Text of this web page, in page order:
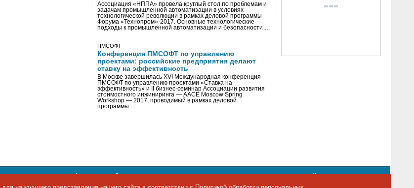
Ассоциация «НППА» провела круглый стол по проблемам и
задачам промышленной автоматизации в условиях
технологической революции в рамках деловой программы
Форума «Технопром»-2017. Основные технологические
подходы к промышленной автоматизации и безопасности …
ПМСОФТ
Конференция ПМСОФТ по управлению
проектами: российские предприятия делают
ставку на эффективность
В Москве завершилась XVI Международная конференция
ПМСОФТ по управлению проектами «Ставка на
эффективность» и II бизнес-семинар Ассоциации развития
стоимостного инжиниринга — AACE Moscow Spring
Workshop — 2017, проводимый в рамках деловой
программы …
данных,информация об авторских правах и порядке использования материалов сайта
974-22-60. Факс: +7 495 974-22-63. E-mail:
siteeditor@iemag.ru